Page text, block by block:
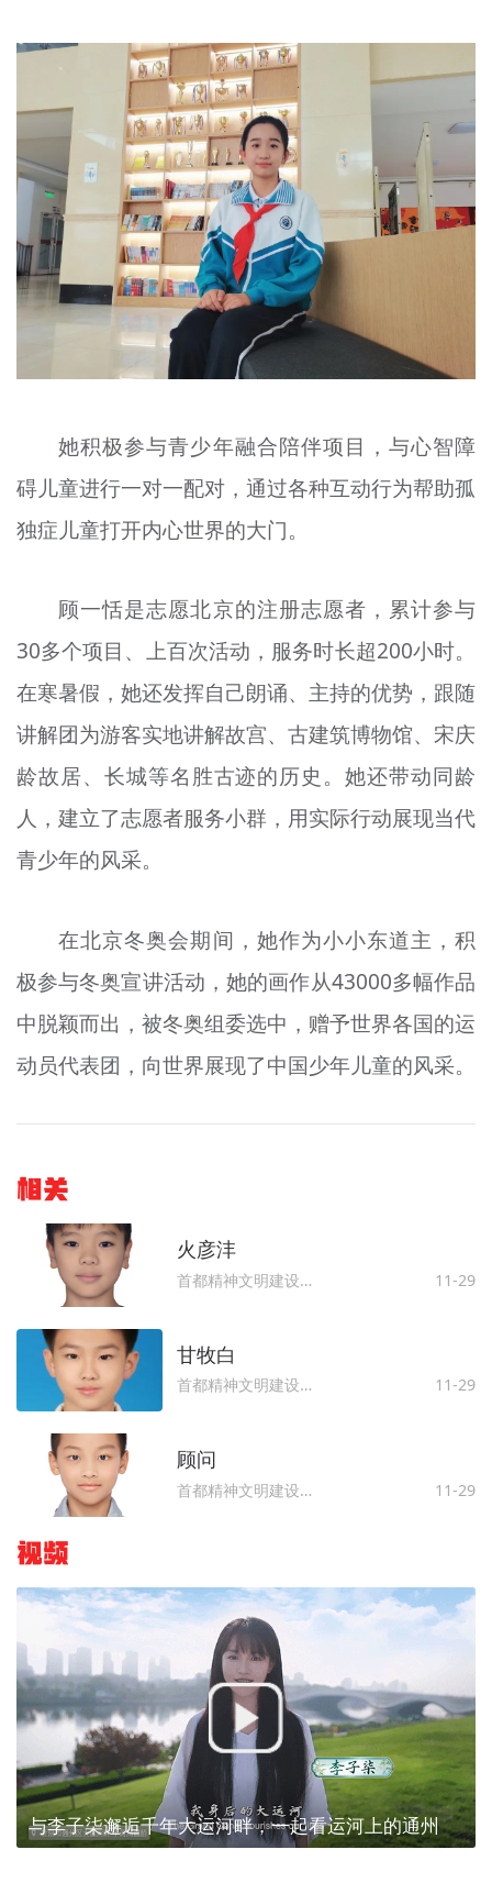
她积极参与青少年融合陪伴项目，与心智障
碍儿童进行一对一配对，通过各种互动行为帮助孤
独症儿童打开内心世界的大门。
顾一恬是志愿北京的注册志愿者，累计参与
30多个项目、上百次活动，服务时长超200小时。
在寒暑假，她还发挥自己朗诵、主持的优势，跟随
讲解团为游客实地讲解故宫、古建筑博物馆、宋庆
龄故居、长城等名胜古迹的历史。她还带动同龄
人，建立了志愿者服务小群，用实际行动展现当代
青少年的风采。
在北京冬奥会期间，她作为小小东道主，积
极参与冬奥宣讲活动，她的画作从43000多幅作品
中脱颖而出，被冬奥组委选中，赠予世界各国的运
动员代表团，向世界展现了中国少年儿童的风采。
相关
火彦沣
首都精神文明建设委员会办公室 11-29
甘牧白
首都精神文明建设委员会办公室 11-29
顾问
首都精神文明建设委员会办公室 11-29
视频
与李子柒邂逅千年大运河畔，一起看运河上的通州